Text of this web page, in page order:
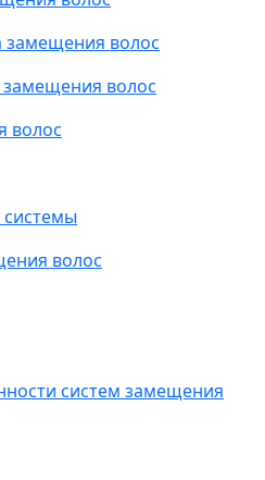
замещения волос
волос
волос
волос
систем замещения